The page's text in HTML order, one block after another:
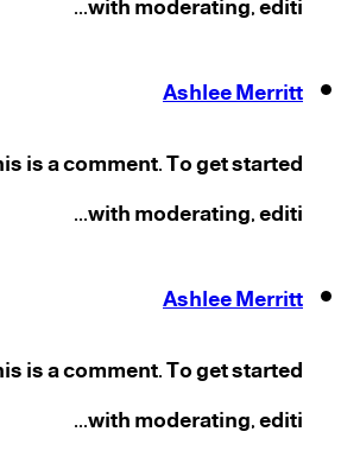
Ashlee Merritt
is a comment. To get started
with moderating, editi...
Ashlee Merritt
is a comment. To get started
with moderating, editi...